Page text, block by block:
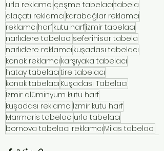
urla reklamcı çeşme tabelacıtabela
alaçatı reklamcı karabağlar reklamcı
reklamcı harfkutu harfizmir tabelacı
narlıdere tabelacı seferihisar tabela
narlıdere reklamcı kuşadası tabelacı
konak reklamcı karşıyaka tabelacı
hatay tabelacıtire tabelacı
konak tabelacı Kuşadası Tabelacı
İzmir alüminyum kutu harf
kuşadası reklamcı İzmir kutu harf
Marmaris tabelacı urla tabelacı
bornova tabelacı reklamcı Milas tabelacı